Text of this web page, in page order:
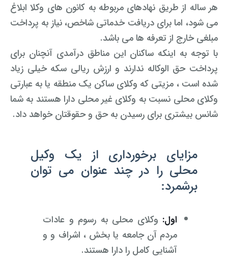
هر ساله از طریق نهادهای مربوطه به کانون های وکلا ابلاغ
می شود، اما برای دریافت خدماتی شاخص، نیاز به پرداخت
مبلغی خارج از تعرفه ها می باشد.
با توجه به اینکه ساکنان این مناطق درآمدی آنچنان برای
پرداخت حق الوکاله ندارند و ارزش ریالی سکه خیلی زیاد
شده است، مزیتی که وکلای ساکن یک منطقه یا به عبارتی
وکلای محلی نسبت به وکلای غیر محلی دارا هستند به شما
شانس بیشتری برای رسیدن به حق و حقوقتان خواهد داد.
مزایای برخورداری از یک وکیل
محلی را در چند عنوان می توان
برشمرد:
اول: وکلای محلی‌ به رسوم و عادات
مردم آن جامعه یا بخش ، اشراف و و
آشنایی کامل را دارا هستند.